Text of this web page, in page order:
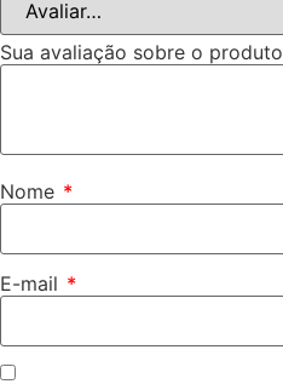
Sua avaliação sobre o produto
Nome *
E-mail *